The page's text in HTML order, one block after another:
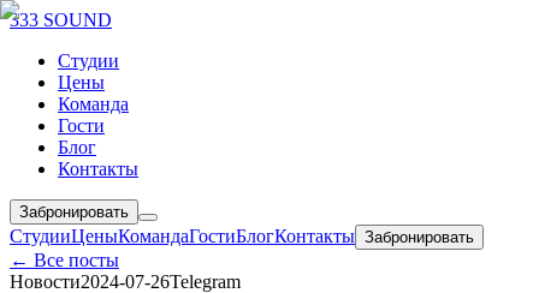
333 SOUND
Студии
Цены
Команда
Гости
Блог
Контакты
Забронировать
СтудииЦеныКомандаГостиБлогКонтакты Забронировать
← Все посты
Новости2024-07-26Telegram